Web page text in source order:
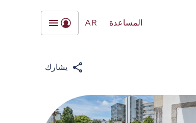
المساعدة AR
يشارك